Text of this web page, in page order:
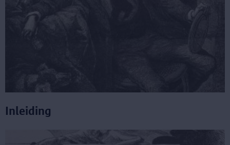
Inleiding